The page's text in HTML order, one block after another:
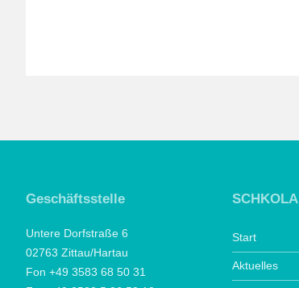
Geschäftsstelle
Untere Dorfstraße 6
02763 Zittau/Hartau
Fon +49 3583 68 50 31
SCHKOLA
Start
Aktuelles